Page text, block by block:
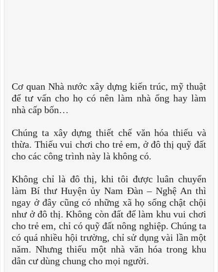
Cơ quan Nhà nước xây dựng kiến trúc, mỹ thuật
để tư vấn cho họ có nên làm nhà ống hay làm
nhà cấp bốn…
Chúng ta xây dựng thiết chế văn hóa thiếu và
thừa. Thiếu vui chơi cho trẻ em, ở đô thị quỹ đất
cho các công trình này là không có.
Không chỉ là đô thị, khi tôi được luân chuyển
làm Bí thư Huyện ủy Nam Đàn – Nghệ An thì
ngay ở đây cũng có những xã họ sống chật chội
như ở đô thị. Không còn đất để làm khu vui chơi
cho trẻ em, chỉ có quỹ đất nông nghiệp. Chúng ta
có quá nhiều hội trường, chỉ sử dụng vài lần một
năm. Nhưng thiếu một nhà văn hóa trong khu
dân cư dùng chung cho mọi người.